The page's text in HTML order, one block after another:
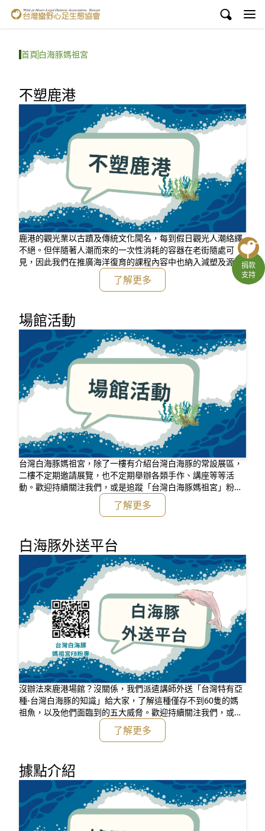
台灣蠻野心足生態協會
環境教育
白海豚媽祖宮
支持蠻野
English
臉書
YouTube
捐款
支持
首頁 白海豚媽祖宮
不塑鹿港
鹿港的觀光業以古蹟及傳統文化聞名，每到假日觀光人潮絡繹
不絕。但伴隨著人潮而來的一次性消耗的容器在老街隨處可
見，因此我們在推廣海洋復育的課程內容中也納入減塑及源頭
減量的概念，並從社區開始著手推廣。 海洋垃圾的源頭在陸
地，除了舉辦淨灘，處理海洋廢棄物也需從陸地源頭減塑著
了解更多
場館活動
台灣白海豚媽祖宮，除了一樓有介紹台灣白海豚的常設展區，
二樓不定期邀請展覽，也不定期舉辦各類手作、講座等等活
動。歡迎持續關注我們，或是追蹤「台灣白海豚媽祖宮」粉
專，更快報名活動喔！
了解更多
白海豚外送平台
沒辦法來鹿港場館？沒關係，我們派遣講師外送「台灣特有亞
種-台灣白海豚的知識」給大家，了解這種僅存不到60隻的媽
祖魚，以及他們面臨到的五大威脅。歡迎持續關注我們，或是
追蹤「台灣白海豚媽祖宮」粉專，更快申請講座喔！
了解更多
據點介紹